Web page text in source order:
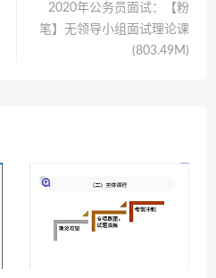
2020年公务员面试：【粉
笔】无领导小组面试理论课
(803.49M)